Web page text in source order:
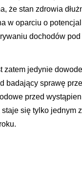
że stan zdrowia
w oparciu o
dochodów pod
zatem jedynie
badający sprawę
przed
się tylko jednym